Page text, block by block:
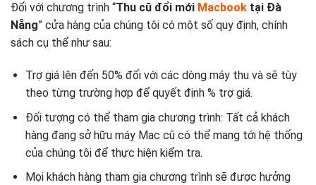
Đối với chương trình “Thu cũ đổi mới Macbook tại Đà
Nẵng” cửa hàng của chúng tôi có một số quy định, chính
sách cụ thể như sau:
Trợ giá lên đến 50% đối với các dòng máy thu và sẽ tùy
theo từng trường hợp để quyết định % trợ giá.
Đối tượng có thể tham gia chương trình: Tất cả khách
hàng đang sở hữu máy Mac cũ có thể mang tới hệ thống
của chúng tôi để thực hiện kiểm tra.
Mọi khách hàng tham gia chương trình sẽ được hưởng